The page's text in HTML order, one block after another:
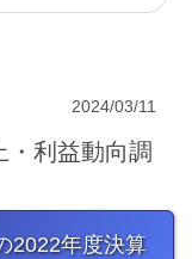
2024/03/11
利益動向調
2022年度決算